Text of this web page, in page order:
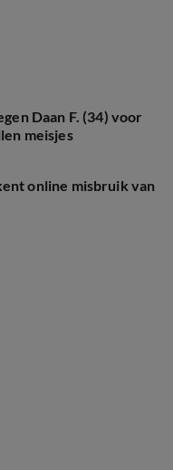
Daan F. (34) voor
meisjes
online misbruik van